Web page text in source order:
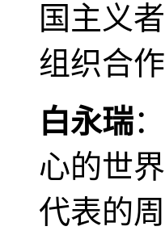
国主义
组织合
白永瑞
心的世
代表的